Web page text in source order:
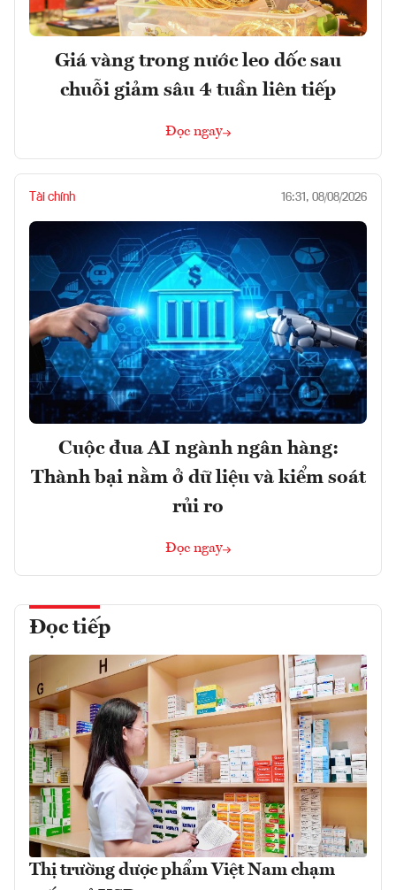
Giá vàng trong nước leo dốc sau
chuỗi giảm sâu 4 tuần liên tiếp
Đọc ngay
Tài chính 16:31, 08/08/2026
Cuộc đua AI ngành ngân hàng:
Thành bại nằm ở dữ liệu và kiểm soát
rủi ro
Đọc ngay
Đọc tiếp
Thị trường dược phẩm Việt Nam chạm